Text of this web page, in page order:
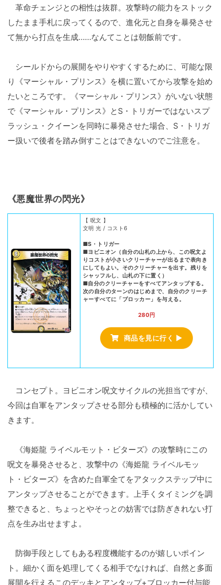
革命チェンジとの相性は抜群。攻撃時の能力をストック
したまま手札に戻ってくるので、進化元と自身を暴発させ
て無から打点を生成……なんてことは朝飯前です。
シールドからの展開をやりやすくするために、可能な限
り《マーシャル・プリンス》を横に置いてから攻撃を始め
たいところです。《マーシャル・プリンス》がいない状態
で《マーシャル・プリンス》とS・トリガーではないスプ
ラッシュ・クイーンを同時に暴発させた場合、S・トリガ
ー扱いで後者を踏み倒すことはできないのでご注意を。
《悪魔世界の閃光》
【 呪文 】
文明 光 / コスト6
■S・トリガー
■ヨビニオン（自分の山札の上から、この呪文よ
りコストが小さいクリーチャーが出るまで表向き
にしてもよい。そのクリーチャーを出す。残りを
シャッフルし、山札の下に置く）
■自分のクリーチャーをすべてアンタップする。
次の自分のターンのはじめまで、自分のクリーチ
ャーすべてに「ブロッカー」を与える。
280円
商品を見に行く ▶
コンセプト。ヨビニオン呪文サイクルの光担当ですが、
今回は自軍をアンタップさせる部分も積極的に活かしてい
きます。
《海姫龍 ライベルモット・ビターズ》の攻撃時にこの
呪文を暴発させると、攻撃中の《海姫龍 ライベルモッ
ト・ビターズ》を含めた自軍全てをアタックステップ中に
アンタップさせることができます。上手くタイミングを調
整できると、ちょっとやそっとの妨害では防ぎきれない打
点を生み出せますよ。
防御手段としてもある程度機能するのが嬉しいポイン
ト。細かく面を処理してくる相手でなければ、自然と多面
展開を行えるこのデッキとアンタップ+ブロッカー付与能